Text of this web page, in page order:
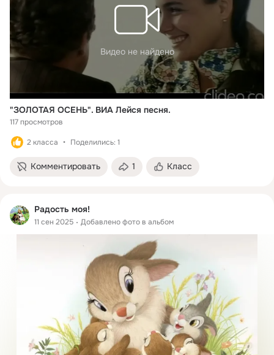
Видео не найдено
"ЗОЛОТАЯ ОСЕНЬ". ВИА Лейся песня.
117 просмотров
2 класса Поделились: 1
Комментировать 1 Класс
Радость моя!
11 сен 2025 Добавлено фото в альбом